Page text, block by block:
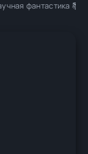
фантастика